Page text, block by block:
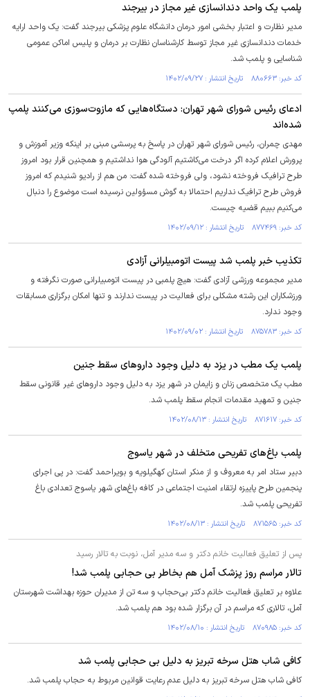
پلمب یک واحد دندانسازی غیر مجاز در بیرجند
مدیر نظارت و اعتبار بخشی امور درمان دانشگاه علوم پزشکی بیرجند گفت: یک واحد ارایه
خدمات دندانسازی غیر مجاز توسط کارشناسان نظارت بر درمان و پلیس اماکن عمومی
شناسایی و پلمب شد.
کد خبر: ۸۸۰۶۶۳ تاریخ انتشار : ۱۴۰۲/۰۹/۲۷
ادعای رئیس شورای شهر تهران: دستگاه‌هایی که مازوت‌سوزی می‌کنند پلمپ
شده‌اند
مهدی چمران، رئیس شورای شهر تهران در پاسخ به پرسشی مبنی بر اینکه وزیر آموزش و
پرورش اعلام کرده اگر درخت می‌کاشتیم آلودگی هوا نداشتیم و همچنین قرار بود امروز
طرح ترافیک فروخته نشود، ولی فروخته شده گفت: من هم از رادیو شنیدم که امروز
فروش طرح ترافیک نداریم احتمالا به گوش مسؤولین نرسیده است موضوع را دنبال
می‌کنیم ببیم قضیه چیست.
کد خبر: ۸۷۷۴۶۹ تاریخ انتشار : ۱۴۰۲/۰۹/۱۲
تکذیب خبر پلمب شد پیست اتومبیلرانی آزادی
مدیر مجموعه ورزشی آزادی گفت: هیچ پلمبی در پیست اتومبیلرانی صورت نگرفته و
ورزشکاران این رشته مشکلی برای فعالیت در پیست ندارند و تنها امکان برگزاری مسابقات
وجود ندارد.
کد خبر: ۸۷۵۷۸۳ تاریخ انتشار : ۱۴۰۲/۰۹/۰۲
پلمب یک مطب در یزد به دلیل وجود دارو‌های سقط جنین
مطب یک متخصص زنان و زایمان در شهر یزد به دلیل وجود دارو‌های غیر قانونی سقط
جنین و تمهید مقدمات انجام سقط پلمب شد.
کد خبر: ۸۷۱۶۱۷ تاریخ انتشار : ۱۴۰۲/۰۸/۱۳
پلمب باغ‌های تفریحی متخلف در شهر یاسوج
دبیر ستاد امر به معروف و از منکر استان کهگیلویه و بویراحمد گفت: در پی اجرای
پنجمین طرح پاییزه ارتقاء امنیت اجتماعی در کافه باغ‌های شهر یاسوج تعدادی باغ
تفریحی پلمب شد.
کد خبر: ۸۷۱۵۶۵ تاریخ انتشار : ۱۴۰۲/۰۸/۱۳
پس از تعلیق فعالیت خانم دکتر و سه مدیر آمل، نوبت به تالار رسید
تالار مراسم روز پزشک آمل هم بخاطر بی حجابی پلمب شد!
علاوه بر تعلیق فعالیت خانم دکتر بی‌حجاب و سه تن از مدیران حوزه بهداشت شهرستان
آمل، تالاری که مراسم در آن برگزار شده بود هم پلمب شد.
کد خبر: ۸۷۰۹۸۵ تاریخ انتشار : ۱۴۰۲/۰۸/۱۰
کافی شاب هتل سرخه تبریز به دلیل بی حجابی پلمب شد
کافی شاب هتل سرخه تبریز به دلیل عدم رعایت قوانین مربوط به حجاب پلمب شد.